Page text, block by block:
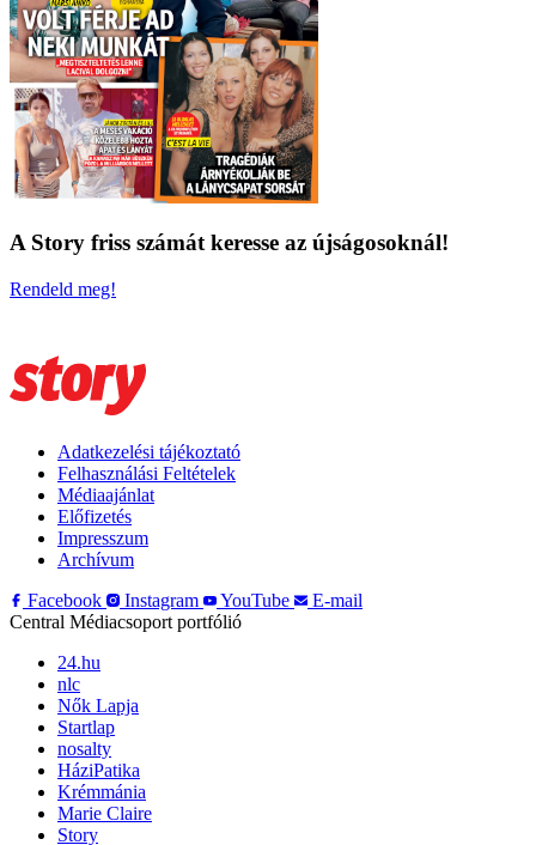
A Story friss számát keresse az újságosoknál!
Rendeld meg!
Adatkezelési tájékoztató
Felhasználási Feltételek
Médiaajánlat
Előfizetés
Impresszum
Archívum
Facebook
Instagram YouTube
E-mail
Central Médiacsoport portfólió
24.hu
nlc
Nők Lapja
Startlap
nosalty
HáziPatika
Krémmánia
Marie Claire
Story